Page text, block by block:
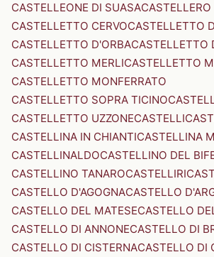
CASTELLEONE DI SUASACASTELLERO
CASTELLETTO CERVOCASTELLETTO
CASTELLETTO D'ORBACASTELLETTO
CASTELLETTO MERLICASTELLETTO
CASTELLETTO MONFERRATO
CASTELLETTO SOPRA TICINO
CASTELLETTO UZZONECASTELLI
CASTELLINA IN CHIANTICASTELLINA
CASTELLINALDOCASTELLINO DEL
CASTELLINO TANAROCASTELLIRI
CASTELLO D'AGOGNACASTELLO
CASTELLO DEL MATESECASTELLO
CASTELLO DI ANNONECASTELLO DI
CASTELLO DI CISTERNACASTELLO DI